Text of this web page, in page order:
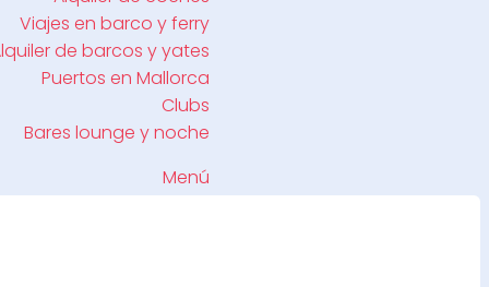
Viajes en barco y ferry
de barcos y yates
Puertos en Mallorca
Clubs
Bares lounge y noche
Menú